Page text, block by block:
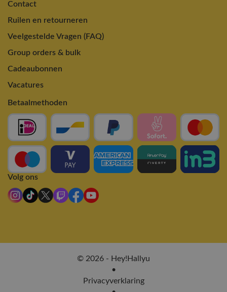
Contact
Ruilen en retourneren
Veelgestelde Vragen (FAQ)
Group orders & bulk
Cadeaubonnen
Vacatures
Betaalmethoden
Volg ons
© 2026 - Hey!Hallyu
•
Privacyverklaring